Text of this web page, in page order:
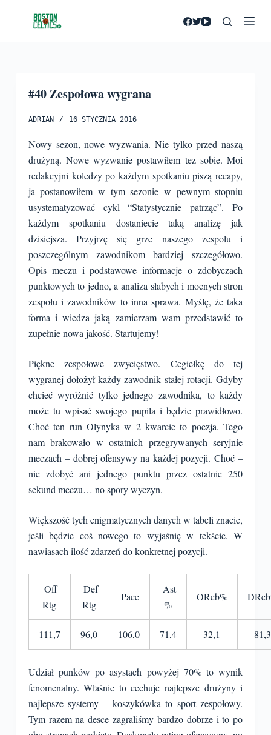
#40 Zespołowa wygrana
ADRIAN 16 STYCZNIA 2016
Nowy sezon, nowe wyzwania. Nie tylko przed naszą
drużyną. Nowe wyzwanie postawiłem tez sobie. Moi
redakcyjni koledzy po każdym spotkaniu piszą recapy,
ja postanowiłem w tym sezonie w pewnym stopniu
usystematyzować cykl “Statystycznie patrząc”. Po
każdym spotkaniu dostaniecie taką analizę jak
dzisiejsza. Przyjrzę się grze naszego zespołu i
poszczególnym zawodnikom bardziej szczegółowo.
Opis meczu i podstawowe informacje o zdobyczach
punktowych to jedno, a analiza słabych i mocnych stron
zespołu i zawodników to inna sprawa. Myślę, że taka
forma i wiedza jaką zamierzam wam przedstawić to
zupełnie nowa jakość. Startujemy!
Piękne zespołowe zwycięstwo. Cegiełkę do tej
wygranej dołożył każdy zawodnik stałej rotacji. Gdyby
chcieć wyróżnić tylko jednego zawodnika, to każdy
może tu wpisać swojego pupila i będzie prawidłowo.
Choć ten run Olynyka w 2 kwarcie to poezja. Tego
nam brakowało w ostatnich przegrywanych seryjnie
meczach – dobrej ofensywy na każdej pozycji. Choć –
nie zdobyć ani jednego punktu przez ostatnie 250
sekund meczu… no spory wyczyn.
Większość tych enigmatycznych danych w tabeli znacie,
jeśli będzie coś nowego to wyjaśnię w tekście. W
nawiasach ilość zdarzeń do konkretnej pozycji.
Off
Rtg
Def
Rtg
Pace
Ast
%
OReb%
111,7 96,0 106,0 71,4 32,1 81,3
Udział punków po asystach powyżej 70% to wynik
fenomenalny. Właśnie to cechuje najlepsze drużyny i
najlepsze systemy – koszykówka to sport zespołowy.
Tym razem na desce zagraliśmy bardzo dobrze i to po